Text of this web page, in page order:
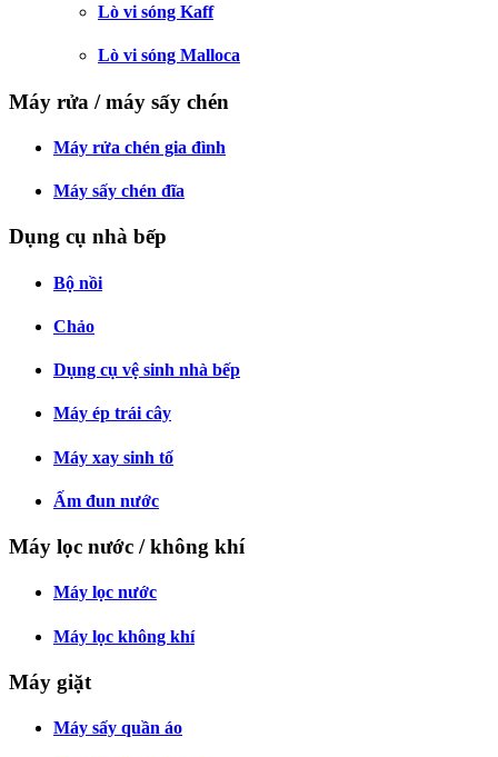
Lò vi sóng Kaff
Lò vi sóng Malloca
Máy rửa / máy sấy chén
Máy rửa chén gia đình
Máy sấy chén đĩa
Dụng cụ nhà bếp
Bộ nồi
Chảo
Dụng cụ vệ sinh nhà bếp
Máy ép trái cây
Máy xay sinh tố
Ấm đun nước
Máy lọc nước / không khí
Máy lọc nước
Máy lọc không khí
Máy giặt
Máy sấy quần áo